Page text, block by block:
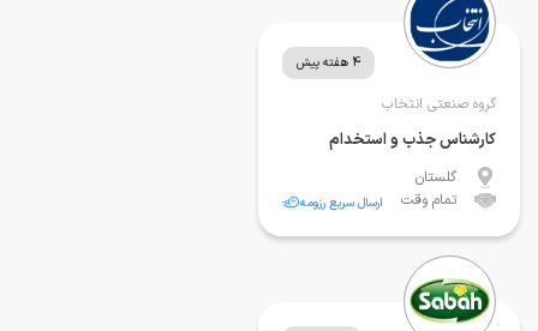
4 هفته پیش
گروه صنعتی انتخاب
کارشناس جذب و استخدام
گلستان
تمام وقت
ارسال سریع رزومه